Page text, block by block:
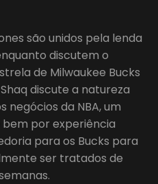
são unidos pela lenda
discutem o
de Milwaukee Bucks
discute a natureza
negócios da NBA, um
por experiência
para os Bucks para
ser tratados de